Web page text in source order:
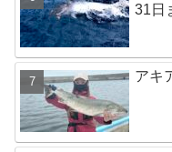
31日
アキ